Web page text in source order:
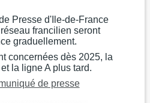
Presse d'Ile-de-France
francilien seront
graduellement.
concernées dès 2025, la
la ligne A plus tard.
de presse